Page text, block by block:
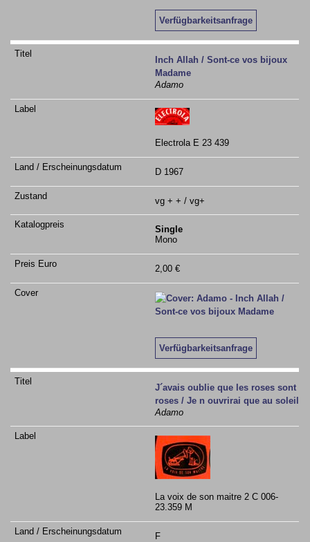
Verfügbarkeitsanfrage
Inch Allah / Sont-ce vos bijoux
Madame
Adamo
Electrola E 23 439
D 1967
vg + + / vg+
Single
Mono
2,00 €
Verfügbarkeitsanfrage
J´avais oublie que les roses sont
roses / Je n ouvrirai que au soleil
Adamo
La voix de son maitre 2 C 006-
23.359 M
F